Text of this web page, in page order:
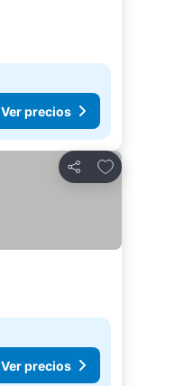
Ver precios
Compartir
Añadir a
Ver precios